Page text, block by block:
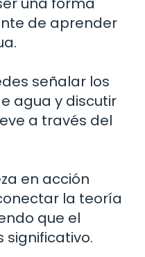
de aprender
señalar los
agua y discutir
a través del
en acción
la teoría
que el
significativo.